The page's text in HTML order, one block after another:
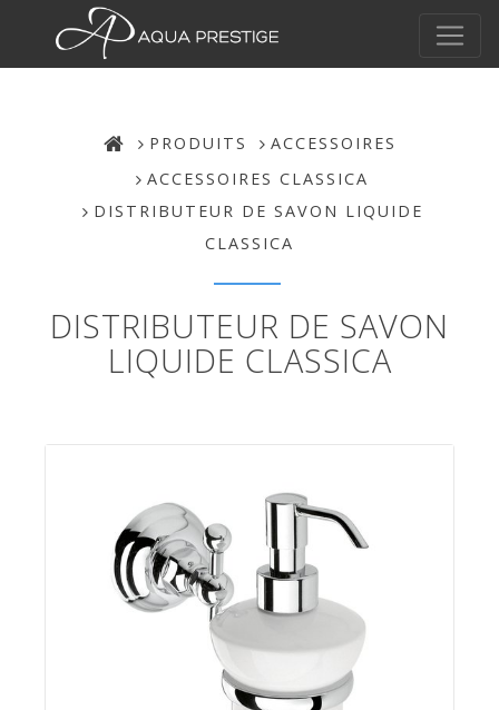
PRODUITS
ACCESSOIRES
ACCESSOIRES CLASSICA
DISTRIBUTEUR DE SAVON LIQUIDE
CLASSICA
DISTRIBUTEUR DE SAVON
LIQUIDE CLASSICA